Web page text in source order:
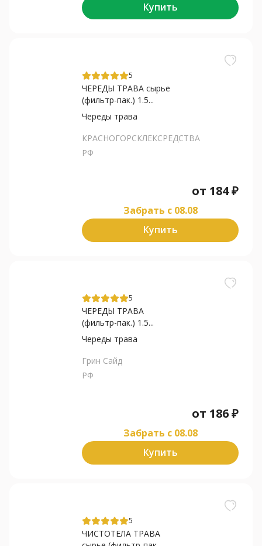
Купить
5
ЧЕРЕДЫ ТРАВА сырье
(фильтр-пак.) 1.5...
Череды трава
КРАСНОГОРСКЛЕКСРЕДСТВА
РФ
от 184₽
Забрать c 08.08
Купить
5
ЧЕРЕДЫ ТРАВА
(фильтр-пак.) 1.5...
Череды трава
Грин Сайд
РФ
от 186₽
Забрать c 08.08
Купить
5
ЧИСТОТЕЛА ТРАВА